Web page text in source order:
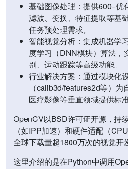
基础图像处理：提供600+优
滤波、变换、特征提取等基
任务预处理需求。
智能视觉分析：集成机器学
度学习（DNN模块）算法，
别、运动跟踪等高级功能。
行业解决方案：通过模块化
（calib3d/features2d等）为
医疗影像等垂直领域提供标
OpenCV以BSD许可证开源，持
（如IPP加速）和硬件适配（
全球下载量超1800万次的视觉开
这里介绍的是在Python中调用